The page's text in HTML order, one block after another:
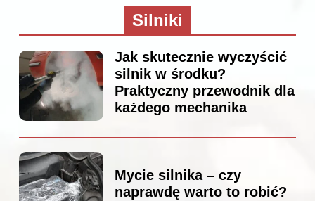
Silniki
Jak skutecznie wyczyścić
silnik w środku?
Praktyczny przewodnik dla
każdego mechanika
Mycie silnika – czy
naprawdę warto to robić?